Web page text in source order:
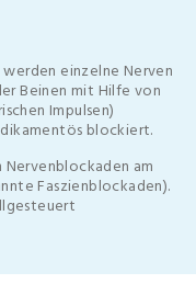
einzelne Nerven
Beinen mit Hilfe von
Impulsen)
blockiert.
Nervenblockaden am
Faszienblockaden).